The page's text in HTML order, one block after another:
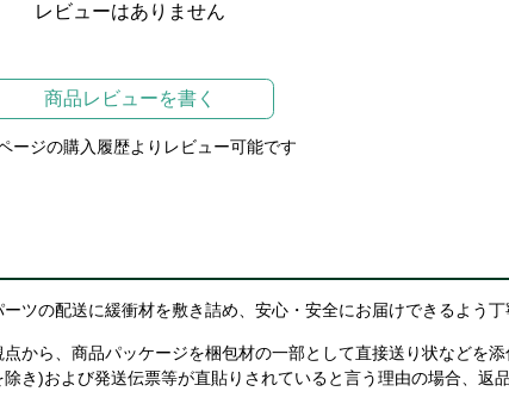
レビューはありません
商品レビューを書く
ージの購入履歴よりレビュー可能です
ツの配送に緩衝材を敷き詰め、安心・安全にお届けできるよう丁
から、商品パッケージを梱包材の一部として直接送り状などを
き)および発送伝票等が直貼りされていると言う理由の場合、返